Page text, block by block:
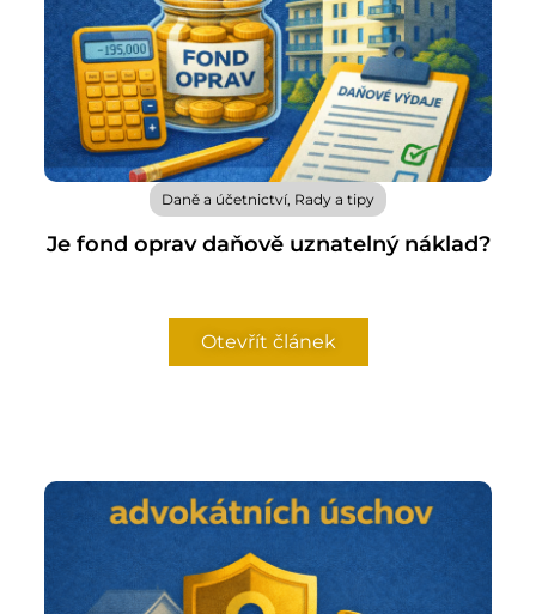
Daně a účetnictví, Rady a tipy
Je fond oprav daňově uznatelný náklad?
Otevřít článek